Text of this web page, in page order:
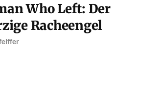
Who Left: Der
Racheengel